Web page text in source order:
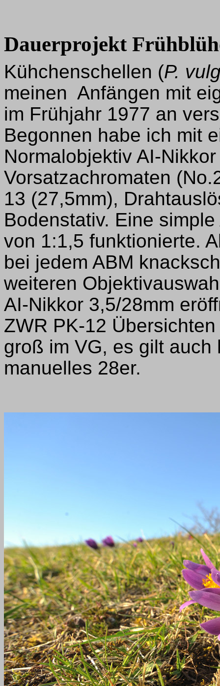
Dauerprojekt
Kühchenschellen (P.
meinen Anfängen mit
im Frühjahr 1977 an
Begonnen habe ich mit
Normalobjektiv AI-
Vorsatzachromaten
13 (27,5mm),
Bodenstativ. Eine
von 1:1,5 funktionierte.
bei jedem ABM
weiteren
AI-Nikkor 3,5/28mm
ZWR PK-12
groß im VG, es gilt
manuelles 28er.